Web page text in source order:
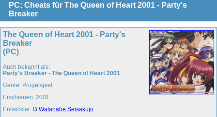
PC: Cheats für The Queen of Heart 2001 - Party's
Breaker
The Queen of Heart 2001 - Party's
Breaker
(PC)
Auch bekannt als:
Party's Breaker - The Queen of Heart 2001
Genre: Prügelspiel
Erschienen: 2001
Entwickler:
Watanabe Seisakujo